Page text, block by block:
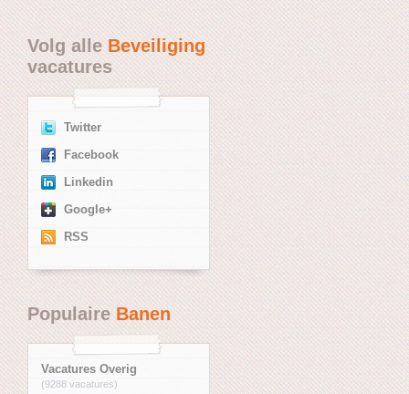
Volg alleBeveiliging
vacatures
Twitter
Facebook
Linkedin
Google+
RSS
PopulaireBanen
Vacatures Overig
(9288 vacatures)